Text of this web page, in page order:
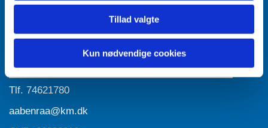
Tillad valgte
Kun nødvendige cookies
dette indhold.
Accepter cookies
Tlf. 74621780
aabenraa@km.dk